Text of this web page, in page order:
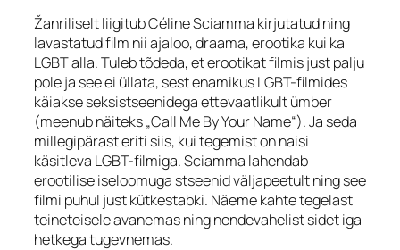
Žanriliselt liigitub Céline Sciamma kirjutatud ning
lavastatud film nii ajaloo, draama, erootika kui ka
LGBT alla. Tuleb tõdeda, et erootikat filmis just palju
pole ja see ei üllata, sest enamikus LGBT-filmides
käiakse seksistseenidega ettevaatlikult ümber
(meenub näiteks „Call Me By Your Name“). Ja seda
millegipärast eriti siis, kui tegemist on naisi
käsitleva LGBT-filmiga. Sciamma lahendab
erootilise iseloomuga stseenid väljapeetult ning see
filmi puhul just kütkestabki. Näeme kahte tegelast
teineteisele avanemas ning nendevahelist sidet iga
hetkega tugevnemas.